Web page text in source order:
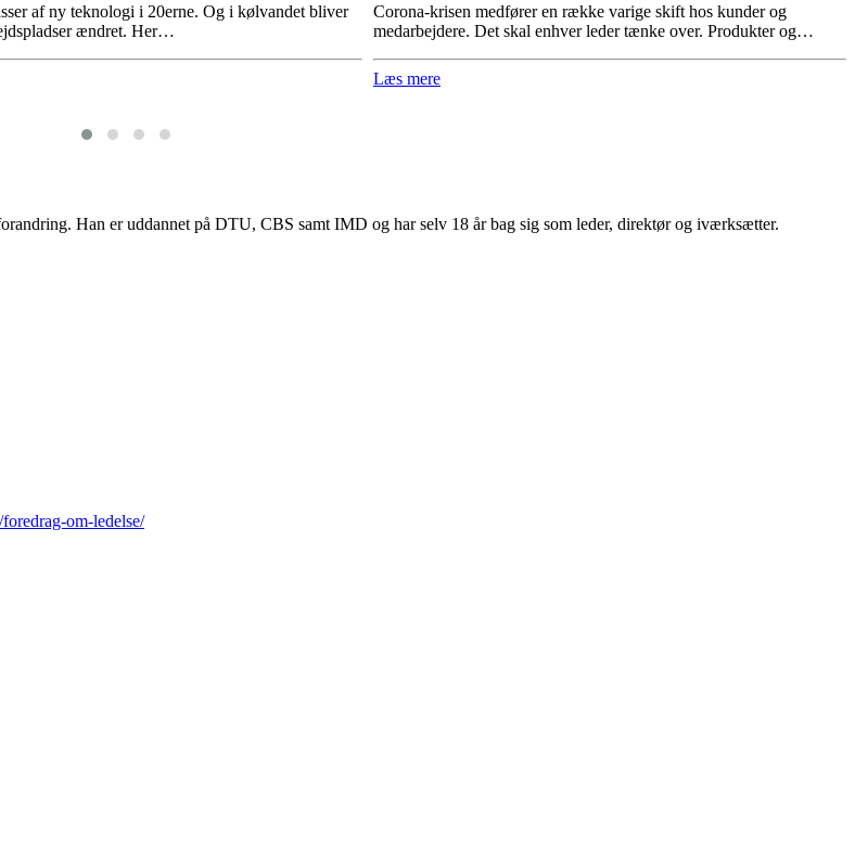
af ny teknologi i 20erne. Og i kølvandet bliver
ændret. Her…
Corona-krisen medfører en række varige skift hos kunder og
medarbejdere. Det skal enhver leder tænke over. Produkter og…
Læs mere
Han er uddannet på DTU, CBS samt IMD og har selv 18 år bag sig som leder, direktør og iværksætter.
om-ledelse/